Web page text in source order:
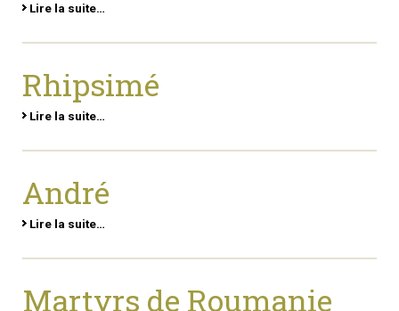
Lire la suite…
Rhipsimé
Lire la suite…
André
Lire la suite…
Martyrs de Roumanie